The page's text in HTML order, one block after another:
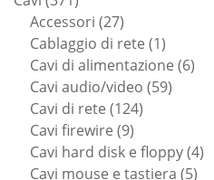
prodotti
Accessori 2727
prodotti
Cablaggio di rete 11
prodotto
Cavi di alimentazione 66
Cavi audio/video 5959
Cavi di rete 124124
Cavi firewire 99
prodotti
Cavi hard disk e floppy 44
Cavi mouse e tastiera 55